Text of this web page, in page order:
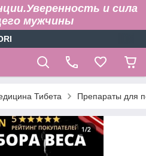
и сила
мужчины
Тибета Препараты для